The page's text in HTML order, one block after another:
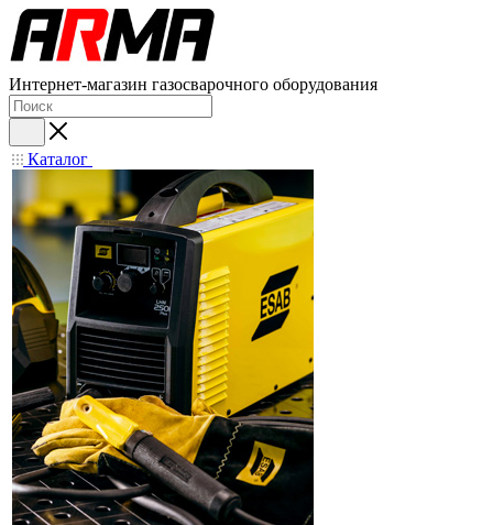
Интернет-магазин газосварочного оборудования
Каталог